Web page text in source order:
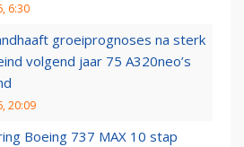
6:30
groeiprognoses na sterk
volgend jaar 75 A320neo’s
20:09
Boeing 737 MAX 10 stap